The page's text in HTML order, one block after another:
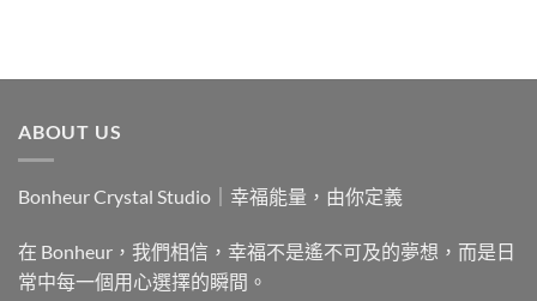
ABOUT US
Bonheur Crystal Studio｜幸福能量，由你定義
在 Bonheur，我們相信，幸福不是遙不可及的夢想，而是日
常中每一個用心選擇的瞬間。